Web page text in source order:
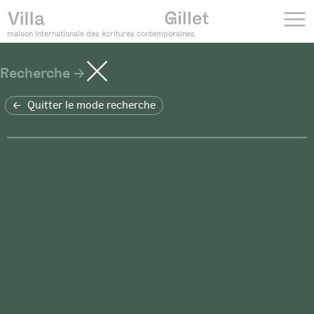
maison internationale des écritures contemporaines
Recherche
Quitter le mode recherche